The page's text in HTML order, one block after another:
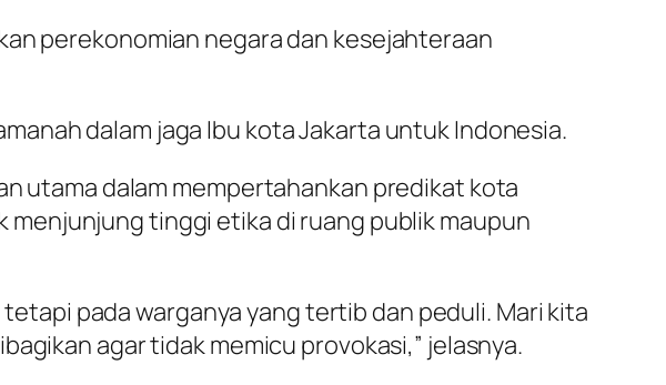
perekonomian negara dan kesejahteraan
dalam jaga Ibu kota Jakarta untuk Indonesia.
utama dalam mempertahankan predikat kota
menjunjung tinggi etika di ruang publik maupun
pada warganya yang tertib dan peduli. Mari kita
agar tidak memicu provokasi,” jelasnya.